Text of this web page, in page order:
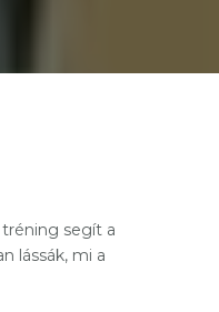
tréning segít a
lássák, mi a